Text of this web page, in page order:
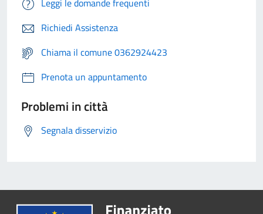
Leggi le domande frequenti
Richiedi Assistenza
Chiama il comune 0362924423
Prenota un appuntamento
Problemi in città
Segnala disservizio